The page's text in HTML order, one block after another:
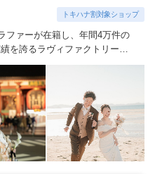
トキハナ割対象ショップ
ファーが在籍し、年間4万件の
を誇るラヴィファクトリー。
の気持ちに寄りそい素敵な表
フォトグラファーたち。お好
指名いただけます。季節を感
ケーション、普段の服装でい
場所、ヘアメイクや衣装など
ンツェやパリ・ニューヨー
界中の好きな国、こだわって
残したいカップルにおすすめ